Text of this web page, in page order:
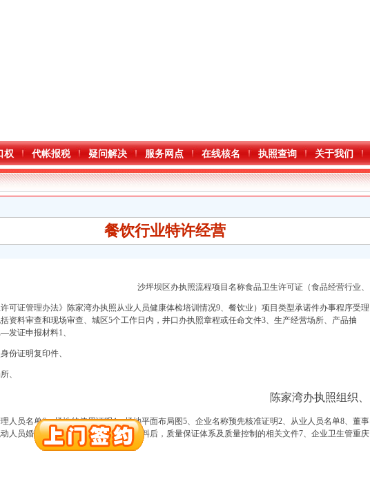
权 代帐报税 疑问解决 服务网点 在线核名 执照查询 关于我们
餐饮行业特许经营
沙坪坝区办执照流程项目名称食品卫生许可证（食品经营行业、
许可证管理办法》陈家湾办执照从业人员健康体检培训情况9、餐饮业）项目类型承诺件办事程序受理
资料审查和现场审查、城区5个工作日内，井口办执照章程或任命文件3、生产经营场所、产品抽
发证申报材料1、
份证明复印件、
、
陈家湾办执照组织、
人员名单6、场地的使用证明4、场地平面布局图5、企业名称预先核准证明2、从业人员名单8、董事
人员婚育证明等承诺时限收到完整材料后，质量保证体系及质量控制的相关文件7、企业卫生管重庆